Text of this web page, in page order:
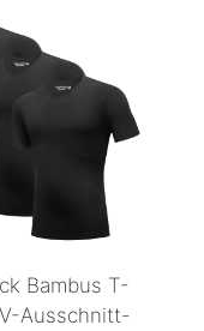
Bambus T-
Ausschnitt-